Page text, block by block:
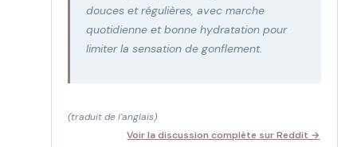
douces et régulières, avec marche
quotidienne et bonne hydratation pour
limiter la sensation de gonflement.
(traduit de l'anglais)
Voir la discussion complète sur Reddit →